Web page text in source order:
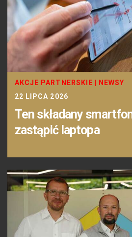
AKCJE PARTNERSKIE | NEWSY
22 LIPCA 2026
Ten składany
zastąpić laptopa